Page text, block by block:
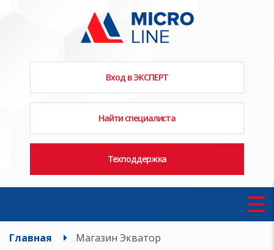
Вход в ЭКСПЕРТ
Найти специалиста
Техподдержка
Главная Магазин Экватор